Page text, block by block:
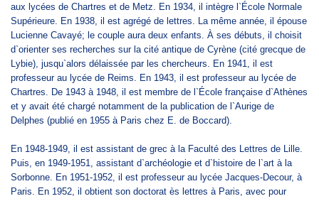
aux lycées de Chartres et de Metz. En 1934, il intègre l`École Normale
Supérieure. En 1938, il est agrégé de lettres. La même année, il épouse
Lucienne Cavayé; le couple aura deux enfants. À ses débuts, il choisit
d`orienter ses recherches sur la cité antique de Cyrène (cité grecque de
Lybie), jusqu`alors délaissée par les chercheurs. En 1941, il est
professeur au lycée de Reims. En 1943, il est professeur au lycée de
Chartres. De 1943 à 1948, il est membre de l`École française d`Athènes
et y avait été chargé notamment de la publication de l`Aurige de
Delphes (publié en 1955 à Paris chez E. de Boccard).
En 1948-1949, il est assistant de grec à la Faculté des Lettres de Lille.
Puis, en 1949-1951, assistant d`archéologie et d`histoire de l`art à la
Sorbonne. En 1951-1952, il est professeur au lycée Jacques-Decour, à
Paris. En 1952, il obtient son doctorat ès lettres à Paris, avec pour